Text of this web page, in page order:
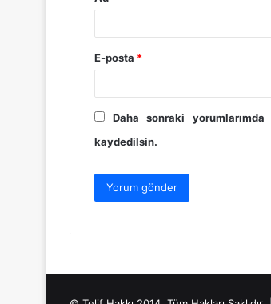
E-posta *
Daha sonraki
kaydedilsin.